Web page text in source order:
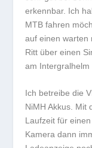
erkennbar. Ich
MTB fahren
auf einen warten
Ritt über einen
am Intergralhelm
Ich betreibe die
NiMH Akkus. Mit
Laufzeit für
Kamera dann